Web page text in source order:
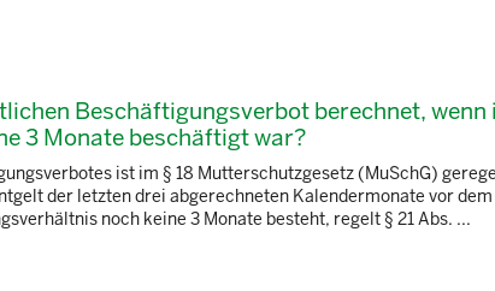
Beschäftigungsverbot berechnet, wenn
3 Monate beschäftigt war?
ist im § 18 Mutterschutzgesetz (MuSchG)
der letzten drei abgerechneten Kalendermonate vor
noch keine 3 Monate besteht, regelt § 21 Abs. ...